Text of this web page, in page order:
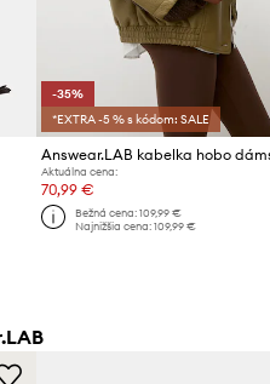
-35%
*EXTRA -5 % s kódom: SALE
Aktuálna cena:
70,99 €
Bežná cena: 109,99 €
Najnižšia cena: 109,99 €